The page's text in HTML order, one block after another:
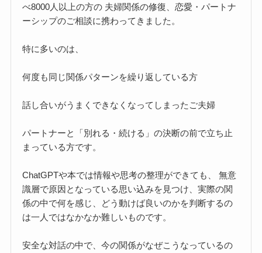
べ8000人以上の方の 夫婦関係の修復、恋愛・パートナ
ーシップのご相談に携わってきました。
特に多いのは、
何度も同じ関係パターンを繰り返している方
話し合いがうまくできなくなってしまったご夫婦
パートナーと「別れる・続ける」の決断の前で立ち止
まっている方です。
ChatGPTや本では情報や思考の整理ができても、 無意
識層で原因となっている思い込みを見つけ、実際の関
係の中で何を感じ、どう動けば良いのかを判断するの
は一人ではなかなか難しいものです。
安全な対話の中で、今の関係がなぜこうなっているの